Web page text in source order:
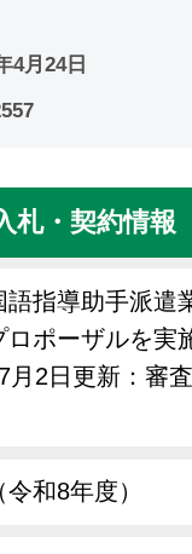
4月24日
札・契約情報
語指導助手派遣
ロポーザルを実
7月2日更新：審
和8年度）